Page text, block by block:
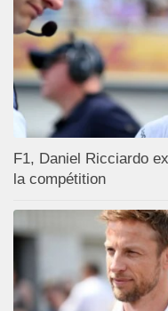
F1, Daniel Ricciardo
la compétition